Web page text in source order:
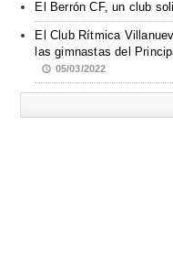
El Berrón CF, un club
El Club Rítmica
las gimnastas del
05/03/2022